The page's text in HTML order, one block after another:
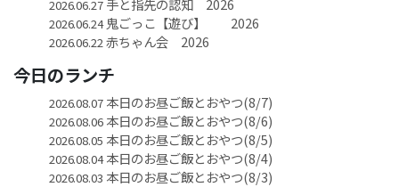
2026.06.27
2026.06.24鬼ごっこ【遊び】 2026
2026.06.22 赤ちゃん会 2026
今日のランチ
2026.08.07本日のお昼ご飯とおやつ(8/7)
2026.08.06本日のお昼ご飯とおやつ(8/6)
2026.08.05 本日のお昼ご飯とおやつ(8/5)
2026.08.04本日のお昼ご飯とおやつ(8/4)
2026.08.03 本日のお昼ご飯とおやつ(8/3)